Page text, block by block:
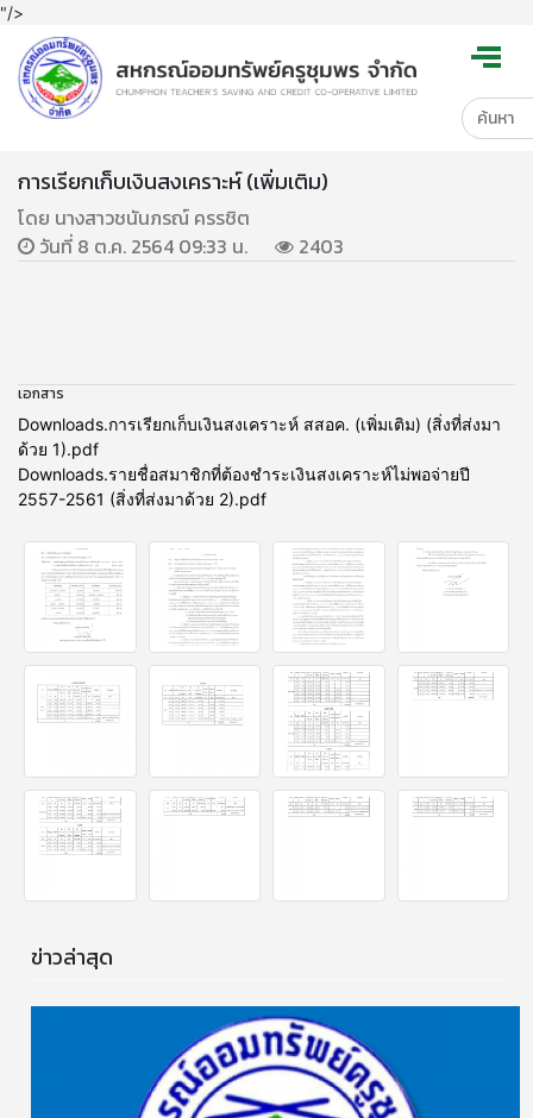
"/>
การเรียกเก็บเงินสงเคราะห์ (เพิ่มเติม)
โดย นางสาวชนันภรณ์ ครรชิต
วันที่ 8 ต.ค. 2564 09:33 น.
2403
เอกสาร
Downloads.การเรียกเก็บเงินสงเคราะห์ สสอค. (เพิ่มเติม) (สิ่งที่ส่งมา
ด้วย 1).pdf
Downloads.รายชื่อสมาชิกที่ต้องชำระเงินสงเคราะห์ไม่พอจ่ายปี
2557-2561 (สิ่งที่ส่งมาด้วย 2).pdf
ข่าวล่าสุด